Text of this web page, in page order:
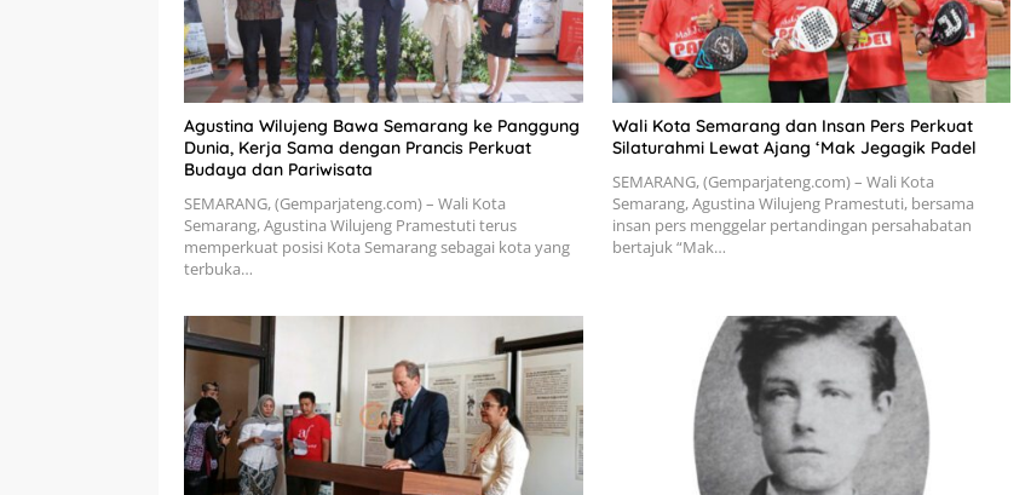
Agustina Wilujeng Bawa Semarang ke Panggung
Dunia, Kerja Sama dengan Prancis Perkuat
Budaya dan Pariwisata
SEMARANG, (Gemparjateng.com) – Wali Kota
Semarang, Agustina Wilujeng Pramestuti terus
memperkuat posisi Kota Semarang sebagai kota yang
terbuka…
Wali Kota Semarang dan Insan Pers Perkuat
Silaturahmi Lewat Ajang ‘Mak Jegagik Padel
SEMARANG, (Gemparjateng.com) – Wali Kota
Semarang, Agustina Wilujeng Pramestuti, bersama
insan pers menggelar pertandingan persahabatan
bertajuk “Mak…